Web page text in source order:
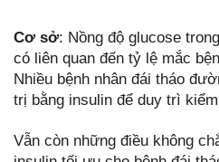
Cơ sở: Nồng độ glucose
có liên quan đến tỷ lệ mắc
Nhiều bệnh nhân đái tháo
trị bằng insulin để duy trì
Vẫn còn những điều không